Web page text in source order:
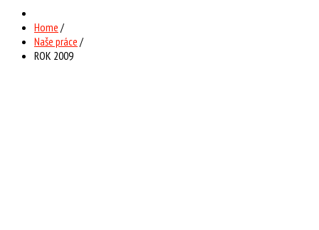
Home /
Naše práce /
ROK 2009